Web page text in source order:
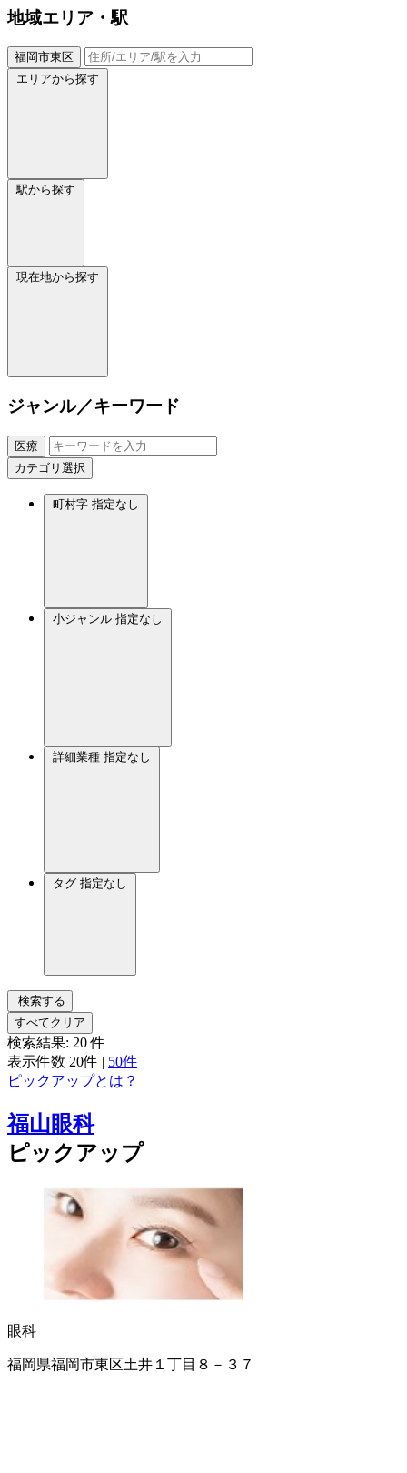
地域エリア・駅
福岡市東区
エリアから探す
駅から探す
現在地から探す
ジャンル／キーワード
医療
カテゴリ選択
町村字 指定なし
小ジャンル 指定なし
詳細業種 指定なし
タグ 指定なし
検索する
すべてクリア
検索結果: 20 件
表示件数 20件 | 50件
ピックアップとは？
福山眼科
ピックアップ
眼科
福岡県福岡市東区土井１丁目８－３７